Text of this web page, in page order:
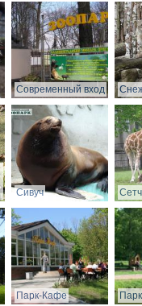
Современный вход
Сивуч
Парк-Кафе